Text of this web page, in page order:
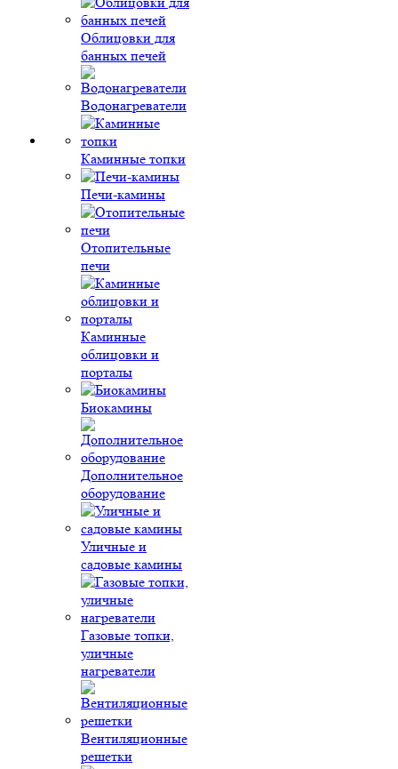
Облицовки для
банных печей
Водонагреватели
Каминные топки
Печи-камины
Отопительные
печи
Каминные
облицовки и
порталы
Биокамины
Дополнительное
оборудование
Уличные и
садовые камины
Газовые топки,
уличные
нагреватели
Вентиляционные
решетки